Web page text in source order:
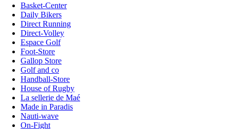
Basket-Center
Daily Bikers
Direct Running
Direct-Volley
Espace Golf
Foot-Store
Gallop Store
Golf and co
Handball-Store
House of Rugby
La sellerie de Maé
Made in Paradis
Nauti-wave
On-Fight